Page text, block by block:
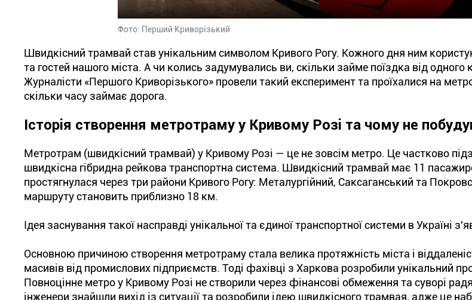
Фото: Перший Криворізький
Швидкісний трамвай став унікальним символом Кривого Рогу. Кожного дня ним
та гостей нашого міста. А чи колись задумувались ви, скільки займе поїздка від одного
Журналісти «Першого Криворізького» провели такий експеримент та проїхалися на
скільки часу займає дорога.
Історія створення метротраму у Кривому Розі та чому не
Метротрам (швидкісний трамвай) у Кривому Розі — це не зовсім метро. Це частково
швидкісна гібридна рейкова транспортна система. Швидкісний трамвай має 11
простягнулася через три райони Кривого Рогу: Металургійний, Саксаганський та
маршруту становить приблизно 18 км.
Ідея заснування такої насправді унікальної та єдиної транспортної системи в Україні
Основною причиною створення метротраму стала велика протяжність міста і
масивів від промислових підприємств. Тоді фахівці з Харкова розробили унікальний
Повноцінне метро у Кривому Розі не створили через фінансові обмеження та суворі
інженери знайшли вихід із ситуації та розробили ідею швидкісного трамвая, адже це